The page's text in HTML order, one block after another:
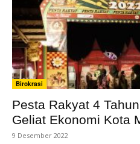
Birokrasi
Pesta Rakyat 4
Geliat Ekonomi Kota
9 Desember 2022